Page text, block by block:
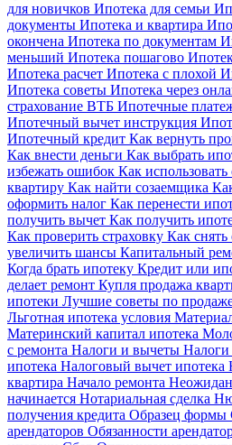
для новичков Ипотека для семьи
документы Ипотека и квартира
окончена Ипотека по документам
меньший Ипотека пошагово
Ипотека расчет Ипотека с плохой
Ипотека советы Ипотека через
страхование ВТБ Ипотечные
Ипотечный вычет инструкция
Ипотечный кредит Как вернуть
Как внести деньги Как выбрать
избежать ошибок Как использовать
квартиру Как найти созаемщика
оформить налог Как перенести
получить вычет Как получить
Как проверить страховку Как
увеличить шансы Капитальный
Когда брать ипотеку Кредит или
делает ремонт Купля продажа
ипотеки Лучшие советы по
Льготная ипотека условия
Материнский капитал ипотека
с ремонта Налоги и вычеты Налоги
ипотека Налоговый вычет ипотека
квартира Начало ремонта
начинается Нотариальная сделка
получения кредита Образец формы
арендаторов Обязанности